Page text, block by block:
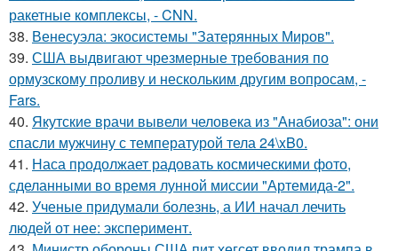
ракетные комплексы, - CNN.
38. Венесуэла: экосистемы "Затерянных Миров".
39. США выдвигают чрезмерные требования по
ормузскому проливу и нескольким другим вопросам, -
Fars.
40. Якутские врачи вывели человека из "Анабиоза": они
спасли мужчину с температурой тела 24\xB0.
41. Наса продолжает радовать космическими фото,
сделанными во время лунной миссии "Артемида-2".
42. Ученые придумали болезнь, а ИИ начал лечить
людей от нее: эксперимент.